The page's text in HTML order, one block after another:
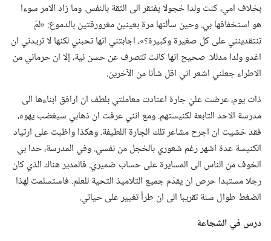
بخلاف امي،‏ كنت ولدا خجولا يفتقر الى الثقة بالنفس.‏ وما زاد الامر سوءا
هو استخفافها بي.‏ وحين سألتها مرة بعينين مغرورقتين بالدموع:‏ «لمَ
تنتقدينني على كل صغيرة وكبيرة؟‏»،‏ اجابتني انها تحبني لكنها لا تريدني ان
اغدو ولدا مدللا.‏ صحيح انها كانت تتصرف عن حسن نية،‏ إلا ان حرماني من
الاطراء جعلني اشعر اني اقل شأنا من الآخرين.‏
ذات يوم،‏ عرضت عليّ جارة اعتادت معاملتي بلطف ان ارافق ابناءها الى
مدرسة الاحد التابعة لكنيستهم.‏ ومع انني عرفت ان ذهابي سيغضب يهوه،‏
فقد خشيت ان اجرح مشاعر تلك الجارة اللطيفة.‏ وهكذا واظبت على ارتياد
الكنيسة عدة اشهر رغم شعوري بالخجل من نفسي.‏ وفي المدرسة،‏ حدا بي
الخوف من الناس الى المسايرة على حساب ضميري.‏ فالمدير هناك الذي كان
رجلا مستبدا حرص ان يقدّم جميع التلاميذ التحية للعلم.‏ فاستسلمت لهذا
الضغط طوال سنة تقريبا الى ان طرأ تغيير على حياتي.‏
درس في الشجاعة